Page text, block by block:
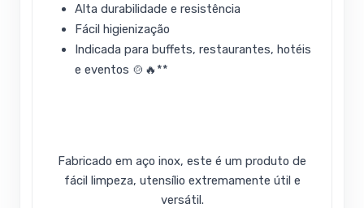
Alta durabilidade e resistência
Fácil higienização
Indicada para buffets, restaurantes, hotéis
e eventos 🍲🔥**
Fabricado em aço inox, este é um produto de
fácil limpeza, utensílio extremamente útil e
versátil.